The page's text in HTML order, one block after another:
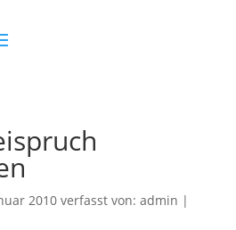
2010verfasst von: admin |